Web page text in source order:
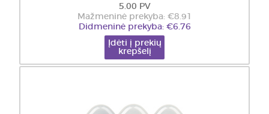
5.00 PV
Mažmeninė prekyba: €8.91
Didmeninė prekyba: €6.76
Įdėti į prekių
krepšelį